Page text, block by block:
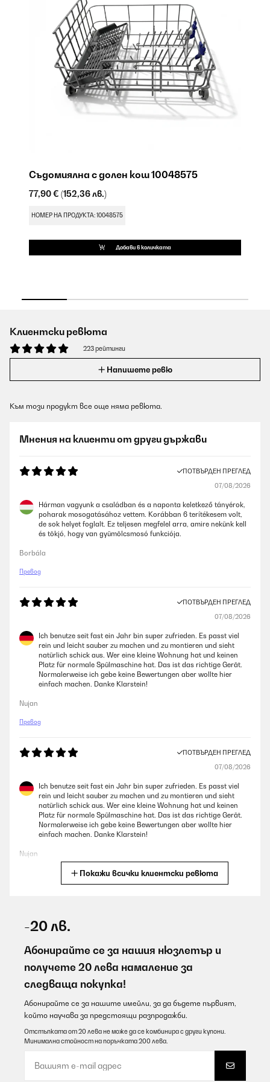
Съдомиялна с долен кош 10048575
77,90 € (152,36 лв.)
НОМЕР НА ПРОДУКТА: 10048575
Добави в количката
Клиентски ревюта
223 рейтинги
Напишете ревю
Към този продукт все още няма ревюта.
Мнения на клиенти от други държави
ПОТВЪРДЕН ПРЕГЛЕД
07/08/2026
Hárman vagyunk a családban és a naponta keletkező tányérok,
poharak mosogatásához vettem. Korábban 6 terítékesem volt,
de sok helyet foglalt. Ez teljesen megfelel arra, amire nekünk kell
és tökjó, hogy van gyümölcsmosó funkciója.
Borbála
Превод
ПОТВЪРДЕН ПРЕГЛЕД
07/08/2026
Ich benutze seit fast ein Jahr bin super zufrieden. Es passt viel
rein und leicht sauber zu machen und zu montieren und sieht
natürlich schick aus. Wer eine kleine Wohnung hat und keinen
Platz für normale Spülmaschine hat. Das ist das richtige Gerät.
Normalerweise ich gebe keine Bewertungen aber wollte hier
einfach machen. Danke Klarstein!
Nujan
Превод
ПОТВЪРДЕН ПРЕГЛЕД
07/08/2026
Ich benutze seit fast ein Jahr bin super zufrieden. Es passt viel
rein und leicht sauber zu machen und zu montieren und sieht
natürlich schick aus. Wer eine kleine Wohnung hat und keinen
Platz für normale Spülmaschine hat. Das ist das richtige Gerät.
Normalerweise ich gebe keine Bewertungen aber wollte hier
einfach machen. Danke Klarstein!
Nujan
kuhinjom. Meni je bitno da je sude dobro oprano i sterilizirano, a
s obzirom da nema mjesta za klasicnu veliku perilicu, odlucili smo
se za ovo. Isto planiramo kupiti kampicu pa ce nam dobro doci.
Mi smo za sada prezadovoljni! Svida mi se sto mi je u rangu pulta
pa ne lomim kicmu.
Helena
ПОТВЪРДЕН ПРЕГЛЕД
07/08/2026
Покажи всички клиентски ревюта
-20 лв.
Абонирайте се за нашия нюзлетър и
получете 20 лева намаление за
следваща покупка!
Абонирайте се за нашите имейли, за да бъдете първият,
който научава за предстоящи разпродажби.
Отстъпката от 20 лева не може да се комбинира с други купони.
Минимална стойност на поръчката 200 лева.